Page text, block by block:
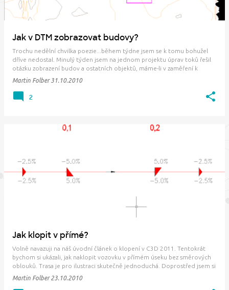
Jak v DTM zobrazovat budovy?
Trochu nedělní chvilka poezie...během týdne jsem se k tomu bohužel
dříve nedostal. Minulý týden jsem na jednom projektu úprav toků řešil
otázku zobrazení budov a ostatních objektů, máme-li v zaměření k
dispozici pouze jejich základní obrys. Zde je jedno z možných řešení: 1)
Martin Folber 31.10.2010
2
Jak klopit v přímé?
Volně navazuji na náš úvodní článek o klopení v C3D 2011. Tentokrát
bychom si ukázali, jak naklopit vozovku v přímém úseku bez směrových
oblouků. Trasa je pro ilustraci skutečně jednoduchá. Doprostřed jsem si
dovolil umístit vrtulku klopenou zleva doprava 5%. Spustíte-li Průvodce
Martin Folber 23.10.2010